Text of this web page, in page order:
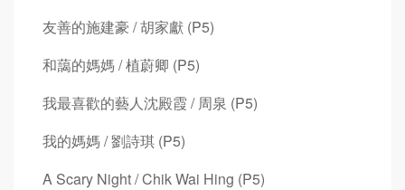
友善的施建豪 / 胡家獻 (P5)
和藹的媽媽 / 植蔚卿 (P5)
我最喜歡的藝人沈殿霞 / 周泉 (P5)
我的媽媽 / 劉詩琪 (P5)
A Scary Night / Chik Wai Hing (P5)